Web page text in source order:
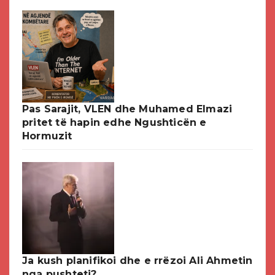
Pas Sarajit, VLEN dhe Muhamed Elmazi
pritet të hapin edhe Ngushticën e
Hormuzit
Ja kush planifikoi dhe e rrëzoi Ali Ahmetin